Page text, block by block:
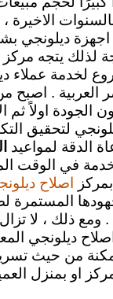
الاخيرة
ديلونجي
لخدمة عملاء
العربية . اصبح
الجودة اولاً ثم
لتحقيق
الدقة لمواعيد
في الوقت
اصلاح
المستمرة
. ومع ذلك ، لا
ديلونجي
من حيث
او بمنزل